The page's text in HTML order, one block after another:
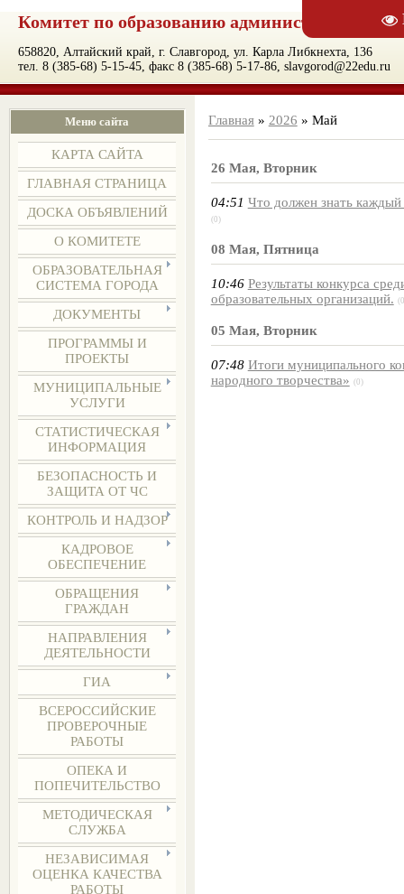
Комитет по образованию администрации
658820, Алтайский край, г. Славгород, ул. Карла Либкнехта, 136
тел. 8 (385-68) 5-15-45, факс 8 (385-68) 5-17-86, slavgorod@22edu.ru
Меню сайта
КАРТА САЙТА
ГЛАВНАЯ СТРАНИЦА
ДОСКА ОБЪЯВЛЕНИЙ
О КОМИТЕТЕ
ОБРАЗОВАТЕЛЬНАЯ
СИСТЕМА ГОРОДА
ДОКУМЕНТЫ
ПРОГРАММЫ И
ПРОЕКТЫ
МУНИЦИПАЛЬНЫЕ
УСЛУГИ
СТАТИСТИЧЕСКАЯ
ИНФОРМАЦИЯ
БЕЗОПАСНОСТЬ И
ЗАЩИТА ОТ ЧС
КОНТРОЛЬ И НАДЗОР
КАДРОВОЕ
ОБЕСПЕЧЕНИЕ
ОБРАЩЕНИЯ
ГРАЖДАН
НАПРАВЛЕНИЯ
ДЕЯТЕЛЬНОСТИ
ГИА
ВСЕРОССИЙСКИЕ
ПРОВЕРОЧНЫЕ
РАБОТЫ
ОПЕКА И
ПОПЕЧИТЕЛЬСТВО
МЕТОДИЧЕСКАЯ
СЛУЖБА
НЕЗАВИСИМАЯ
ОЦЕНКА КАЧЕСТВА
РАБОТЫ
Главная» 2026 » Май
26 Мая, Вторник
04:51 Что должен знать каждый
(0)
08 Мая, Пятница
10:46 Результаты конкурса
образовательных организаций.
05 Мая, Вторник
07:48 Итоги муниципального
народного творчества» (0)